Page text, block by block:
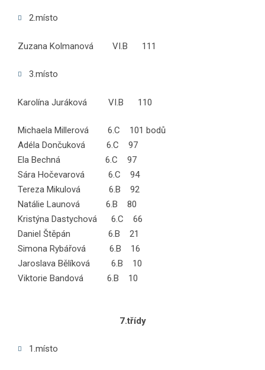
2.místo
Zuzana Kolmanová VI.B 111
3.místo
Karolína Juráková VI.B 110
Michaela Millerová 6.C 101 bodů
Adéla Dončuková 6.C 97
Ela Bechná 6.C 97
Sára Hočevarová 6.C 94
Tereza Mikulová 6.B 92
Natálie Launová 6.B 80
Kristýna Dastychová 6.C 66
Daniel Štěpán 6.B 21
Simona Rybářová 6.B 16
Jaroslava Bělíková 6.B 10
Viktorie Bandová 6.B 10
7.třídy
1.místo